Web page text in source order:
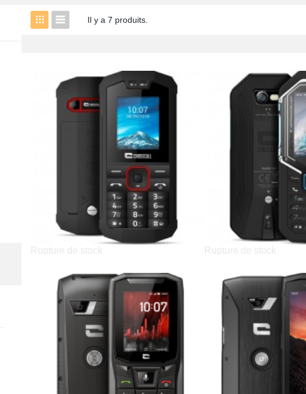
Il y a 7 produits.
Rupture de stock
69,99 €
Rupture de stock
99,99 €